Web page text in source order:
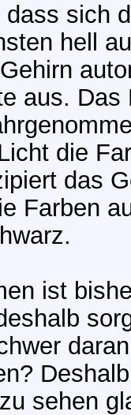
dass sich
hell
aus.
die
das
Farben
ist
sehen